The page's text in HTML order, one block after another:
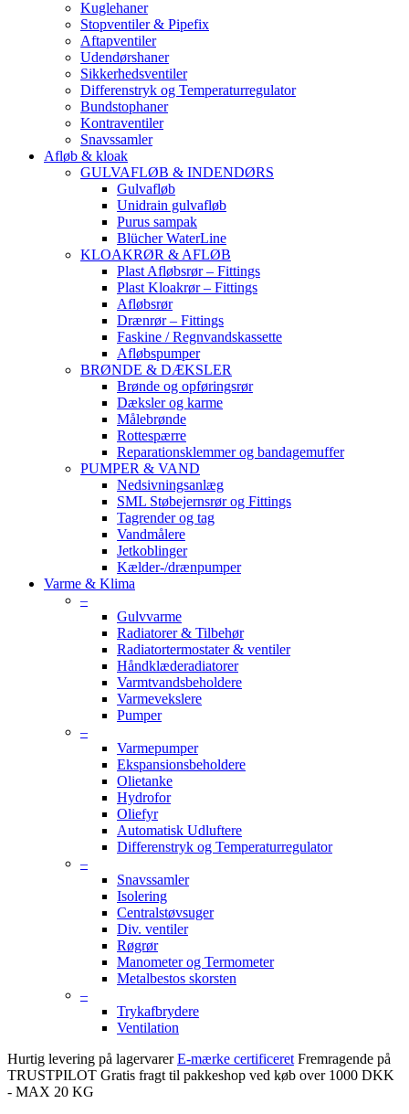
Kuglehaner
Stopventiler & Pipefix
Aftapventiler
Udendørshaner
Sikkerhedsventiler
Differenstryk og Temperaturregulator
Bundstophaner
Kontraventiler
Snavssamler
Afløb & kloak
GULVAFLØB & INDENDØRS
Gulvafløb
Unidrain gulvafløb
Purus sampak
Blücher WaterLine
KLOAKRØR & AFLØB
Plast Afløbsrør – Fittings
Plast Kloakrør – Fittings
Afløbsrør
Drænrør – Fittings
Faskine / Regnvandskassette
Afløbspumper
BRØNDE & DÆKSLER
Brønde og opføringsrør
Dæksler og karme
Målebrønde
Rottespærre
Reparationsklemmer og bandagemuffer
PUMPER & VAND
Nedsivningsanlæg
SML Støbejernsrør og Fittings
Tagrender og tag
Vandmålere
Jetkoblinger
Kælder-/drænpumper
Varme & Klima
–
Gulvvarme
Radiatorer & Tilbehør
Radiatortermostater & ventiler
Håndklæderadiatorer
Varmtvandsbeholdere
Varmevekslere
Pumper
–
Varmepumper
Ekspansionsbeholdere
Olietanke
Hydrofor
Oliefyr
Automatisk Udluftere
Differenstryk og Temperaturregulator
–
Snavssamler
Isolering
Centralstøvsuger
Div. ventiler
Røgrør
Manometer og Termometer
Metalbestos skorsten
–
Trykafbrydere
Ventilation
Hurtig levering på lagervarer E-mærke certificeret Fremragende på
TRUSTPILOT Gratis fragt til pakkeshop ved køb over 1000 DKK
- MAX 20 KG